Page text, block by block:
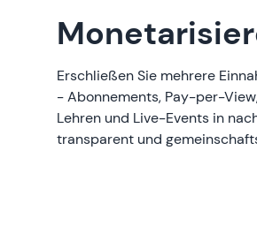
Erschließen Sie mehrere
- Abonnements, Pay-per-
Lehren und Live-Events in
transparent und